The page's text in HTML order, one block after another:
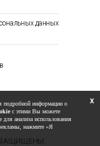
данных
ЗАЩИЩЕНЫ.
X
подробной информации о
с этими Вы можете
анализа использования
нажмите «Я